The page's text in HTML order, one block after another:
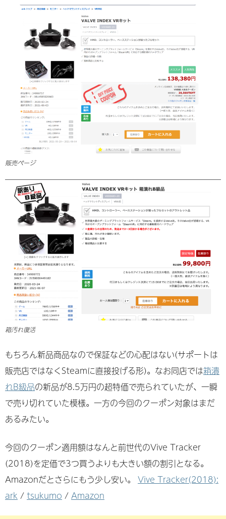
販売ページ
箱汚れ復活
もちろん新品商品なので保証などの心配はない(サポートは
販売店ではなくSteamに直接投げる形)。なお同店では箱潰
れB級品の新品が8.5万円の超特価で売られていたが、一瞬
で売り切れていた模様。一方の今回のクーポン対象はまだ
あるみたい。
今回のクーポン適用額はなんと前世代のVive Tracker
(2018)を定価で3つ買うよりも大きい額の割引となる。
Amazonだとさらにもう少し安い。 Vive Tracker(2018):
ark / tsukumo / Amazon